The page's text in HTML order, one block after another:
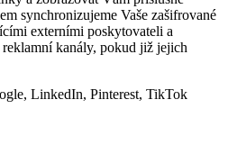
synchronizujeme Vaše zašifrované
externími poskytovateli a
kanály, pokud již jejich
LinkedIn, Pinterest, TikTok